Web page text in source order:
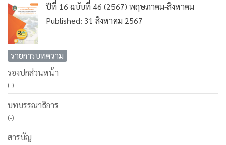
ปีที่ 16 ฉบับที่ 46 (2567) พฤษภาคม-สิงหาคม
Published: 31 สิงหาคม 2567
รายการบทความ
รองปกส่วนหน้า
(-)
บทบรรณาธิการ
(-)
สารบัญ